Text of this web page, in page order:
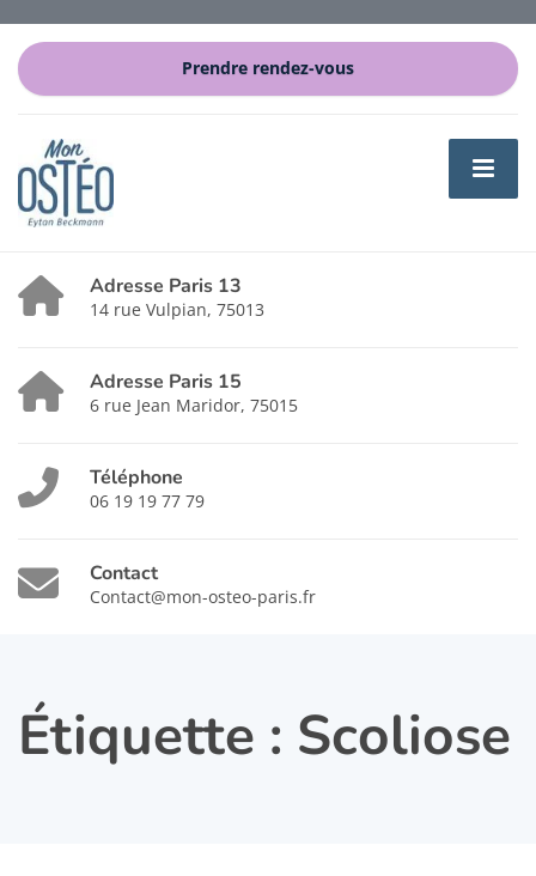
Prendre rendez-vous
Adresse Paris 13
14 rue Vulpian, 75013
Adresse Paris 15
6 rue Jean Maridor, 75015
Téléphone
06 19 19 77 79
Contact
Contact@mon-osteo-paris.fr
Étiquette : Scoliose